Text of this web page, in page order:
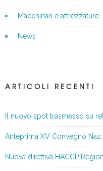
Macchinari e attrezzature
News
ARTICOLI RECENTI
Il nuovo spot trasmesso su
Anteprima XV Convegno
Nuova direttiva HACCP